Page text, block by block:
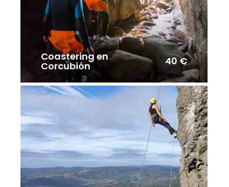
Coastering en
Corcubión 40 €